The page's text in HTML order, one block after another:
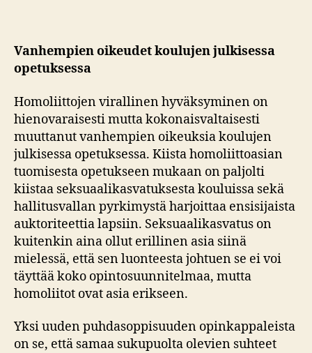
Vanhempien oikeudet koulujen julkisessa
opetuksessa
Homoliittojen virallinen hyväksyminen on
hienovaraisesti mutta kokonaisvaltaisesti
muuttanut vanhempien oikeuksia koulujen
julkisessa opetuksessa. Kiista homoliittoasian
tuomisesta opetukseen mukaan on paljolti
kiistaa seksuaalikasvatuksesta kouluissa sekä
hallitusvallan pyrkimystä harjoittaa ensisijaista
auktoriteettia lapsiin. Seksuaalikasvatus on
kuitenkin aina ollut erillinen asia siinä
mielessä, että sen luonteesta johtuen se ei voi
täyttää koko opintosuunnitelmaa, mutta
homoliitot ovat asia erikseen.
Yksi uuden puhdasoppisuuden opinkappaleista
on se, että samaa sukupuolta olevien suhteet